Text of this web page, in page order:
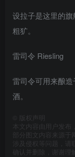
设拉子是这里的
粗犷。
雷司令 Riesling
雷司令可用来酿
酒。
版权声明
本文内容由用户发
部分图文内容来源
涉及侵权等问题，
确认并删除，谢谢理